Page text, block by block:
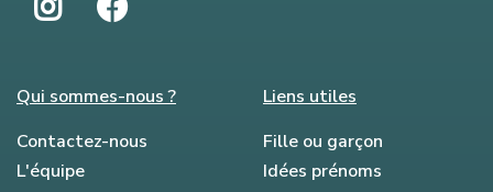
Qui sommes-nous ?
Contactez-nous
L'équipe
Liens utiles
Fille ou garçon
Idées prénoms